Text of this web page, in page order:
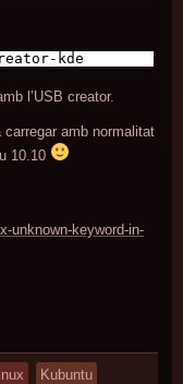
kde
l’USB creator.
carregar amb normalitat
10.10
unknown-keyword-in-
Kubuntu